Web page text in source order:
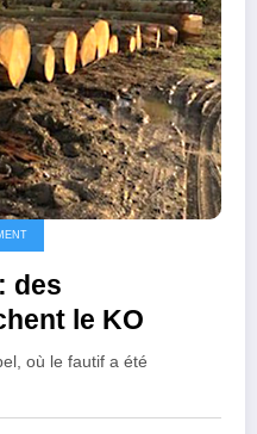
des
le KO
où le fautif a été